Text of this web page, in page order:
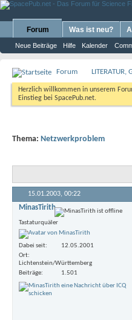
Forum
Neue Beiträge Hilfe Kalender
Was ist neu?
Forum LITERATUR,
Herzlich willkommen in unserem
Einstieg bei SpacePub.net.
Thema: Netzwerkproblem
15.01.2003, 00:22
MinasTirith
Tastaturquäler
Dabei seit
12.05.2001
Ort
Lichtenstein/Württemberg
Beiträge
1.501